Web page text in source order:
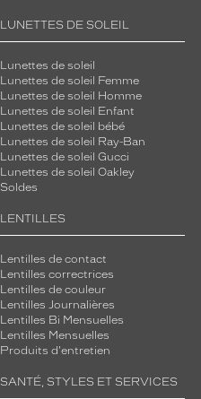
LUNETTES DE SOLEIL
Lunettes de soleil
Lunettes de soleil Femme
Lunettes de soleil Homme
Lunettes de soleil Enfant
Lunettes de soleil bébé
Lunettes de soleil Ray-Ban
Lunettes de soleil Gucci
Lunettes de soleil Oakley
Soldes
LENTILLES
Lentilles de contact
Lentilles correctrices
Lentilles de couleur
Lentilles Journalières
Lentilles Bi Mensuelles
Lentilles Mensuelles
Produits d'entretien
SANTÉ, STYLES ET SERVICES